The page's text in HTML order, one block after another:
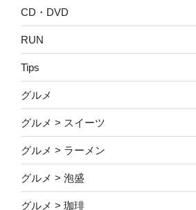
CD・DVD
RUN
Tips
グルメ
グルメ > スイーツ
グルメ > ラーメン
グルメ > 泡盛
グルメ > 珈琲